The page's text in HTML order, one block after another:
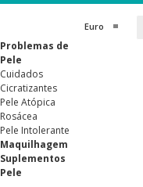
Euro
Problemas de
Pele
Cuidados
Cicratizantes
Pele Atópica
Rosácea
Pele Intolerante
Maquilhagem
Suplementos
Pele